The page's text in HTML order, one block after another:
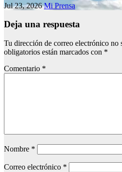
Jul 23, 2026Mi Prensa
Deja una respuesta
Tu dirección de correo electrónico no
obligatorios están marcados con *
Comentario *
Nombre *
Correo electrónico *